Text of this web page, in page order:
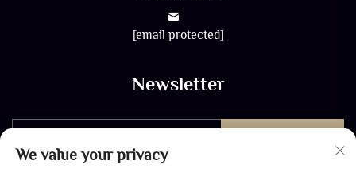
[email protected]
Newsletter
We value your privacy